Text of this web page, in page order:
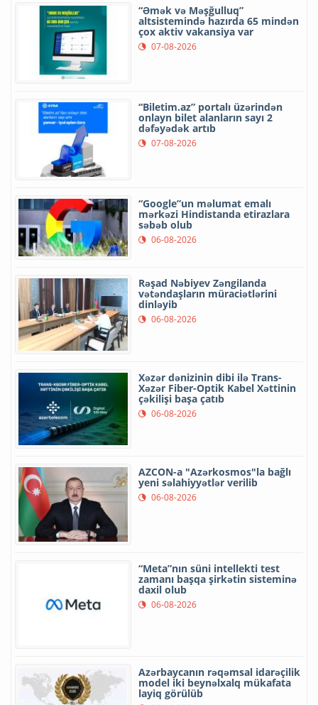
“Əmək və Məşğulluq”
altsistemində hazırda 65 mindən
çox aktiv vakansiya var
07-08-2026
“Biletim.az” portalı üzərindən
onlayn bilet alanların sayı 2
dəfəyədək artıb
07-08-2026
“Google”un məlumat emalı
mərkəzi Hindistanda etirazlara
səbəb olub
06-08-2026
Rəşad Nəbiyev Zəngilanda
vətəndaşların müraciətlərini
dinləyib
06-08-2026
Xəzər dənizinin dibi ilə Trans-
Xəzər Fiber-Optik Kabel Xəttinin
çəkilişi başa çatıb
06-08-2026
AZCON-a "Azərkosmos"la bağlı
yeni səlahiyyətlər verilib
06-08-2026
“Meta”nın süni intellekti test
zamanı başqa şirkətin sisteminə
daxil olub
06-08-2026
Azərbaycanın rəqəmsal idarəçilik
model iki beynəlxalq mükafata
layiq görülüb